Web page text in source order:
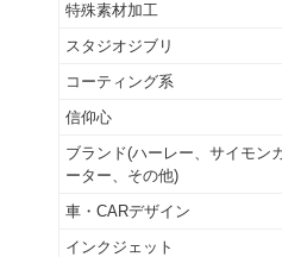
特殊素材加工
スタジオジブリ
コーティング系
信仰心
ブランド(ハーレー、サイモン
ーター、その他)
車・CARデザイン
インクジェット